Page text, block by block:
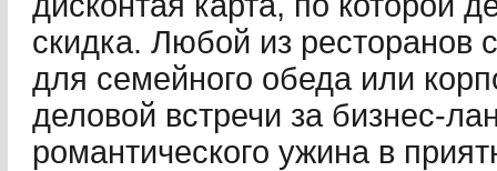
скидка. Любой из ресторанов
для семейного обеда или
деловой встречи за бизнес-
романтического ужина в